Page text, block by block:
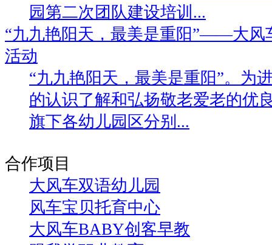
园第二次团队建设培训...
“九九艳阳天，最美是重阳”——大风
活动
“九九艳阳天，最美是重阳”。为
的认识了解和弘扬敬老爱老的优
旗下各幼儿园区分别...
合作项目
大风车双语幼儿园
风车宝贝托育中心
大风车BABY创客早教